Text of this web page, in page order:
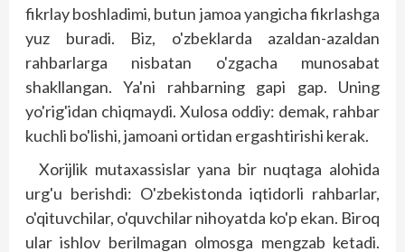
fikrlay bosh­ladimi, butun jamoa yangicha fikrlashga
yuz buradi. Biz, o'zbeklarda azaldan-azaldan
rahbarlarga nisbatan o'zgacha munosabat
shakllangan. Ya'ni rahbarning gapi gap. Uning
yo'rig'idan chiqmaydi. Xulosa oddiy: demak, rahbar
kuchli bo'lishi, jamoani ortidan ergashtirishi kerak.
Xorijlik mutaxassislar yana bir nuqtaga alohida
urg'u berishdi: O'zbekistonda iqtidorli rahbarlar,
o'qituvchilar, o'quvchilar nihoyatda ko'p ekan. Biroq
ular ishlov berilmagan olmosga mengzab ketadi.